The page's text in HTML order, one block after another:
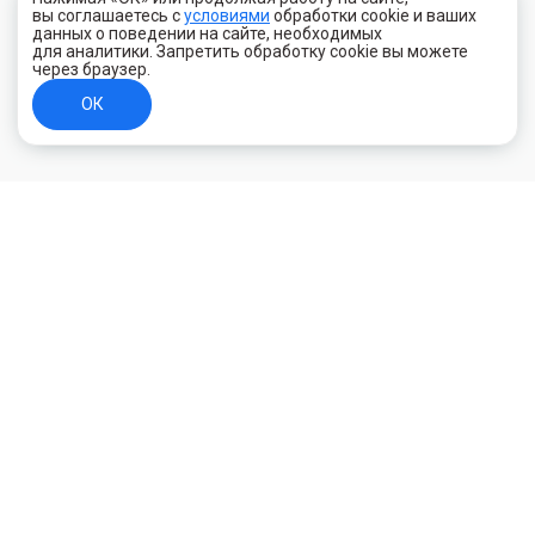
вы соглашаетесь сусловиями обработки cookie и ваших
данных о поведении на сайте, необходимых
для аналитики. Запретить обработку cookie вы можете
через браузер.
ОК